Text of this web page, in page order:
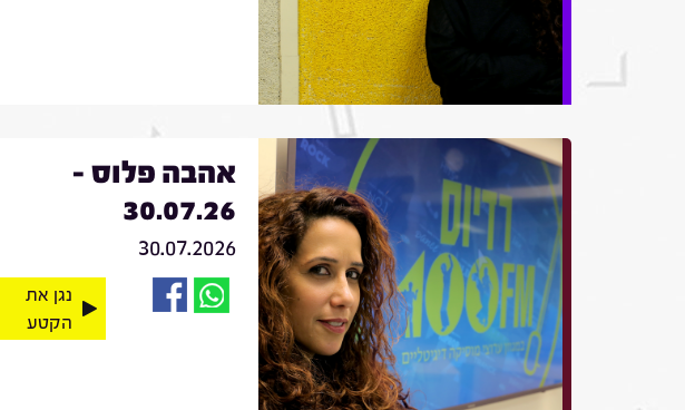
אהבה פלוס -
30.07.26
30.07.2026
נגן את
הקטע